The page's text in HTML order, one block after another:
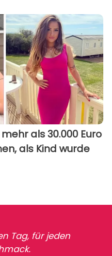
als 30.000 Euro
als Kind wurde
Tag, für jeden